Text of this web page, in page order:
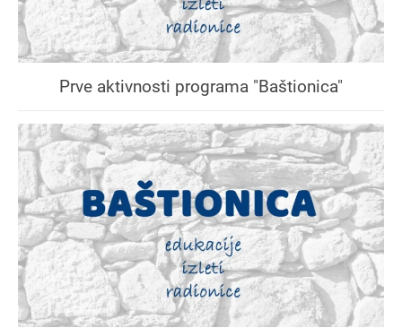
Prve aktivnosti programa "Baštionica"